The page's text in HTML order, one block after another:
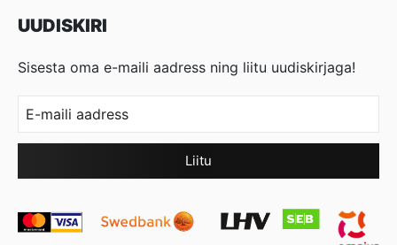
UUDISKIRI
Sisesta oma e-maili aadress ning liitu uudiskirjaga!